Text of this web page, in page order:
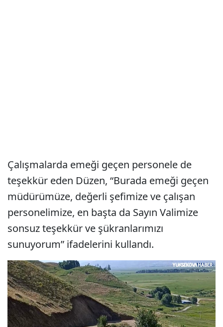
Çalışmalarda emeği geçen personele de
teşekkür eden Düzen, “Burada emeği geçen
müdürümüze, değerli şefimize ve çalışan
personelimize, en başta da Sayın Valimize
sonsuz teşekkür ve şükranlarımızı
sunuyorum” ifadelerini kullandı.